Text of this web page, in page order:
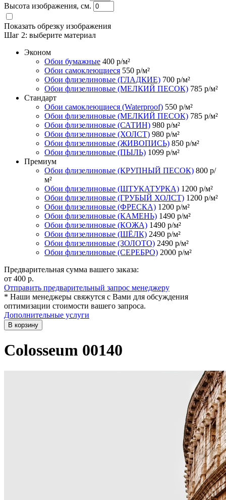
Высота изображения, см.
Показать обрезку изображения
Шаг 2: выберите материал
Эконом
Обои бумажные 400 р/м²
Обои самоклеющиеся 550 р/м²
Обои флизелиновые (ГЛАДКИЕ) 700 р/м²
Обои флизелиновые (МЕЛКИЙ ПЕСОК) 785 р/м²
Стандарт
Обои самоклеющиеся (Waterproof) 550 р/м²
Обои флизелиновые (МЕЛКИЙ ПЕСОК) 785 р/м²
Обои флизелиновые (САТИН) 980 р/м²
Обои флизелиновые (ХОЛСТ) 980 р/м²
Обои флизелиновые (ЖИВОПИСЬ) 850 р/м²
Обои флизелиновые (ПЫЛЬ) 1099 р/м²
Премиум
Обои флизелиновые (КРУПНЫЙ ПЕСОК) 800 р/
м²
Обои флизелиновые (ШТУКАТУРКА) 1200 р/м²
Обои флизелиновые (ГРУБЫЙ ХОЛСТ) 1200 р/м²
Обои флизелиновые (ФРЕСКА) 1200 р/м²
Обои флизелиновые (КАМЕНЬ) 1490 р/м²
Обои флизелиновые (КОЖА) 1490 р/м²
Обои флизелиновые (ШЁЛК) 2490 р/м²
Обои флизелиновые (ЗОЛОТО) 2490 р/м²
Обои флизелиновые (СЕРЕБРО) 2000 р/м²
Предварительная сумма вашего заказа:
от 400 р.
Отправить предварительный запрос менеджеру
* Наши менеджеры свяжутся с Вами для обсуждения
оптимизации стоимости вашего запроса.
Дополнительные услуги
В корзину
Colosseum 00140